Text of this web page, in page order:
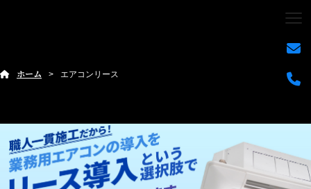
ホーム エアコンリース